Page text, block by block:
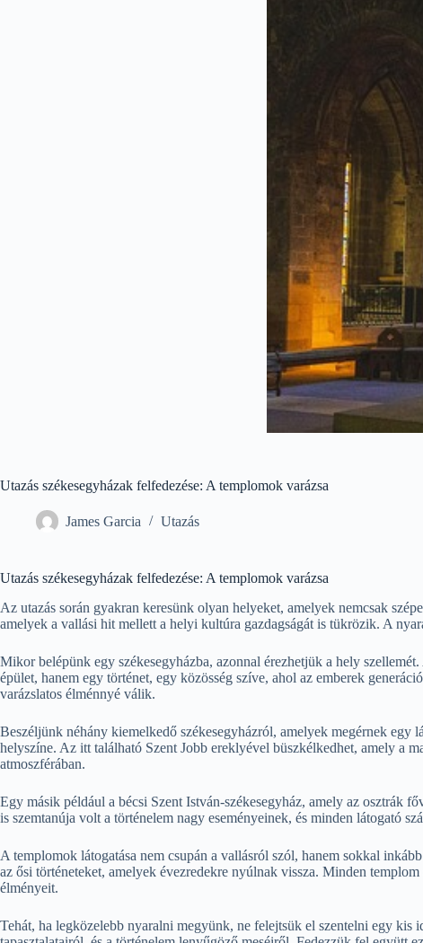
Utazás székesegyházak felfedezése: A templomok varázsa
James Garcia Utazás
Utazás székesegyházak felfedezése: A templomok varázsa
Az utazás során gyakran keresünk olyan helyeket, amelyek nemcsak
amelyek a vallási hit mellett a helyi kultúra gazdagságát is tükrözik. A
Mikor belépünk egy székesegyházba, azonnal érezhetjük a hely
épület, hanem egy történet, egy közösség szíve, ahol az emberek
varázslatos élménnyé válik.
Beszéljünk néhány kiemelkedő székesegyházról, amelyek megérnek egy
helyszíne. Az itt található Szent Jobb ereklyével büszkélkedhet, amely a
atmoszférában.
Egy másik például a bécsi Szent István-székesegyház, amely az osztrák
is szemtanúja volt a történelem nagy eseményeinek, és minden látogató
A templomok látogatása nem csupán a vallásról szól, hanem sokkal
az ősi történeteket, amelyek évezredekre nyúlnak vissza. Minden
élményeit.
Tehát, ha legközelebb nyaralni megyünk, ne felejtsük el szentelni egy kis